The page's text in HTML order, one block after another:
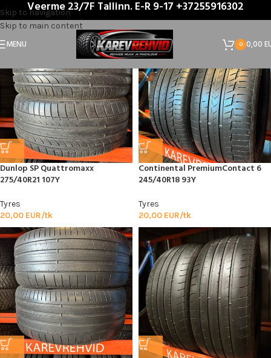
Skip to navigation
Skip to main content
Veerme 23/7F Tallinn. E-R 9-17 +37255916302
MENU 0 0,00
Home/ Product Kōrgus/40
Dunlop SP Quattromaxx
275/40R21 107Y
Tyres
20,00 EUR/tk
Continental PremiumContact 6
245/40R18 93Y
Tyres
20,00 EUR/tk